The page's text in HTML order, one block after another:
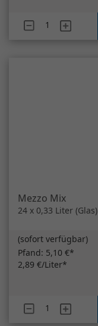
Artikelanzahl
Mezzo Mix
24 x 0,33 Liter (Glas)
(sofort verfügbar)
Pfand: 5,10 €*
2,89 €/Liter*
Artikelanzahl